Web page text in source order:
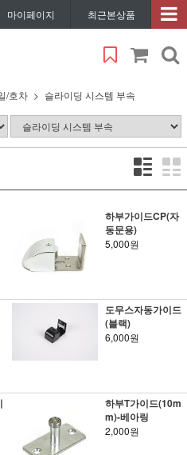
마이페이지 최근본상품
/호차 슬라이딩 시스템 부속
하부가이드CP(자
동문용)
5,000원
도무스자동가이드
(블랙)
6,000원
하부T가이드(10m
m)-베아링
2,000원